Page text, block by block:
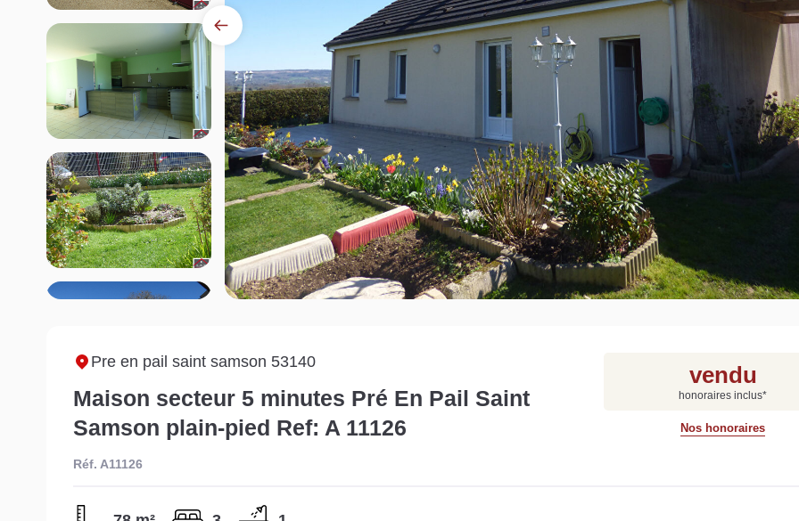
Pre en pail saint samson 53140
Maison secteur 5 minutes Pré En Pail Saint
Samson plain-pied Ref: A 11126
Réf. A11126
vendu
honoraires inclus*
Nos honoraires